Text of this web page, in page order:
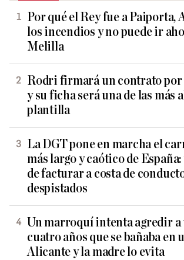
Por qué el Rey fue a Paiporta,
los incendios y no puede ir
Melilla
Rodri firmará un contrato por
y su ficha será una de las más
plantilla
La DGT pone en marcha el
más largo y caótico de
de facturar a costa de
despistados
Un marroquí intenta agredir a
cuatro años que se bañaba en
Alicante y la madre lo evita